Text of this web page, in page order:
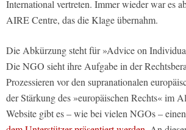
International vertreten. Immer wieder war es
AIRE Centre, das die Klage übernahm.
Die Abkürzung steht für »Advice on
Die NGO sieht ihre Aufgabe in der
Prozessieren vor den supranationalen
der Stärkung des »europäischen Rechts« im
Website gibt es – wie bei vielen NGOs – einen